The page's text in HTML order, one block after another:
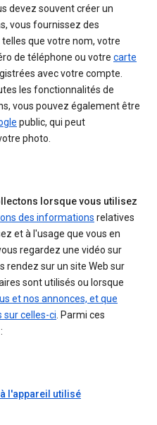
devez souvent créer un
vous fournissez des
telles que votre nom, votre
de téléphone ou votre carte
avec votre compte.
les fonctionnalités de
vous pouvez également être
public, qui peut
photo.
lorsque vous utilisez
des informations relatives
et à l'usage que vous en
regardez une vidéo sur
rendez sur un site Web sur
sont utilisés ou lorsque
et nos annonces, et que
celles-ci. Parmi ces
l'appareil utilisé